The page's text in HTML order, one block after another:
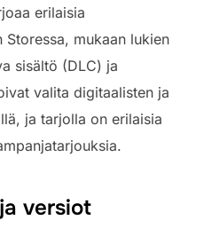
erilaisia
mukaan lukien
sisältö (DLC) ja
valita digitaalisten ja
ja tarjolla on erilaisia
versiot